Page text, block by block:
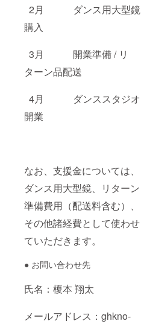
2月 ダンス用大型鏡
購入
3月 開業準備 / リ
ターン品配送
4月 ダンススタジオ
開業
なお、支援金については、
ダンス用大型鏡、リターン
準備費用（配送料含む）、
その他諸経費として使わせ
ていただきます。
● お問い合わせ先
氏名：榎本 翔太
メールアドレス：ghkno-